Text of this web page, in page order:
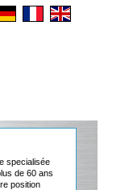
specialisée
de 60 ans
position